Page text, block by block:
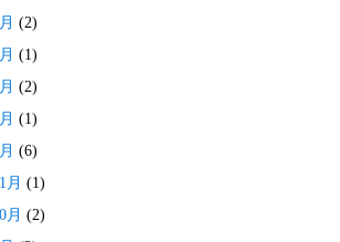
(2)
(1)
(2)
(1)
(6)
月 (1)
月 (2)